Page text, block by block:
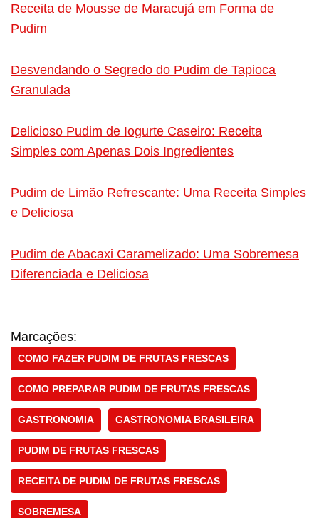
Receita de Mousse de Maracujá em Forma de
Pudim
Desvendando o Segredo do Pudim de Tapioca
Granulada
Delicioso Pudim de Iogurte Caseiro: Receita
Simples com Apenas Dois Ingredientes
Pudim de Limão Refrescante: Uma Receita Simples
e Deliciosa
Pudim de Abacaxi Caramelizado: Uma Sobremesa
Diferenciada e Deliciosa
Marcações:
COMO FAZER PUDIM DE FRUTAS FRESCAS
COMO PREPARAR PUDIM DE FRUTAS FRESCAS
GASTRONOMIA GASTRONOMIA BRASILEIRA
PUDIM DE FRUTAS FRESCAS
RECEITA DE PUDIM DE FRUTAS FRESCAS
SOBREMESA